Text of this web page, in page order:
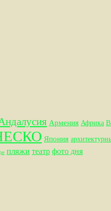
Армения Африка
Япония
пляжи театр фото дня